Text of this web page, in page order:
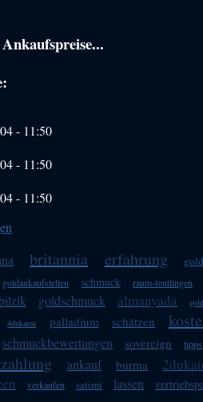
- 11:50
- 11:50
- 11:50
britannia erfahrung
goldankaufstellen schmuck raum-reutlingen
goldschmuck almanyada
4dukaten palladium schätzen
schmuckbewertungen sovereign tipps
ankauf burma
verkaufen satimi lassen